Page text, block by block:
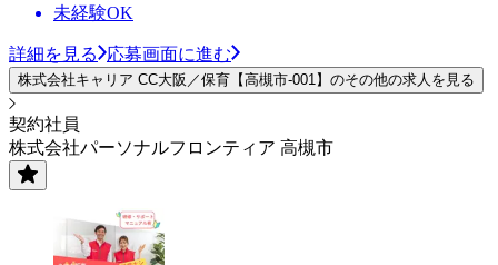
未経験OK
詳細を見る 応募画面に進む
株式会社キャリア CC大阪／保育【高槻市-001】のその他の求人を見る
契約社員
株式会社パーソナルフロンティア 高槻市